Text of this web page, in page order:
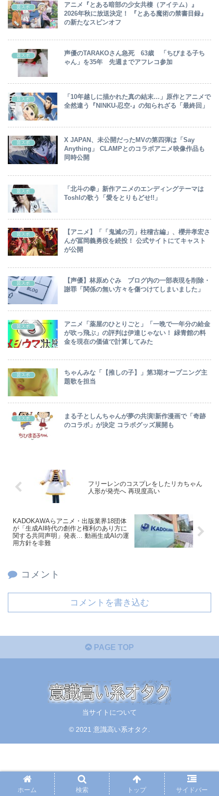
芸スポ
アニメ『とある暗部の少女共棲（アイテム）』
2026年秋に放送決定！ 『とある魔術の禁書目録』
の新たなスピンオフ
芸スポ
声優のTARAKOさん急死 63歳 「ちびまる子ち
ゃん」を35年 先週までアフレコ参加
芸スポ
「10年越しに描かれた真の結末…」原作とアニメで
全然違う『NINKU-忍空-』の知られざる「最終回」
芸スポ
X JAPAN、未公開だったMVの第四弾は「Say
Anything」 CLAMPとのコラボアニメ映像作品も
同時公開
芸スポ
「北斗の拳」新作アニメのエンディングテーマは
Toshlの歌う「愛をとりもどせ!!」
芸スポ
【アニメ】「「鬼滅の刃」柱稽古編」、櫻井孝宏さ
んが冨岡義勇役を続投！ 公式サイトにてキャスト
が公開
芸スポ
【声優】林原めぐみ ブログ内の一部表現を削除・
謝罪「関係の無い方々を傷つけてしまいました」
芸スポ
アニメ「薬屋のひとりごと」「一晩で一年分の給金
が吹っ飛ぶ」の評判は伊達じゃない！ 緑青館の料
金を現在の価値で計算してみた
芸スポ
ちゃんみな「【推しの子】」第3期オープニング主
題歌を担当
芸スポ
まる子としんちゃんが夢の共演!新作漫画で「奇跡
のコラボ」が決定 コラボグッズ展開も
フリーレンのコスプレをしたリカちゃん
人形が発売へ 再現度高い
KADOKAWAらアニメ・出版業界18団体
が「生成AI時代の創作と権利のあり方に
関する共同声明」発表… 動画生成AIの運
用方針を非難
コメント
コメントを書き込む
PAGE TOP
当サイトについて
© 2021 意識高い系オタク.
ホーム 検索 トップ サイドバー